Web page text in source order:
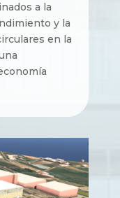
a la
y la
en la